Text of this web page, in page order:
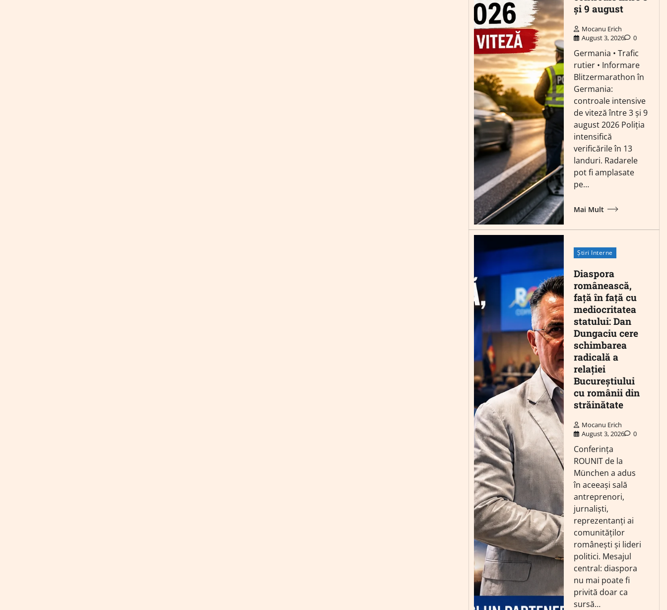
și 9 august
Mocanu Erich
August 3, 2026
0
Germania • Trafic
rutier • Informare
Blitzermarathon în
Germania:
controale intensive
de viteză între 3 și 9
august 2026 Poliția
intensifică
verificările în 13
landuri. Radarele
pot fi amplasate
pe…
Mai Mult
Știri Interne
Diaspora
românească,
față în față cu
mediocritatea
statului: Dan
Dungaciu cere
schimbarea
radicală a
relației
Bucureștiului
cu românii din
străinătate
Mocanu Erich
August 3, 2026
0
Conferința
ROUNIT de la
München a adus
în aceeași sală
antreprenori,
jurnaliști,
reprezentanți ai
comunităților
românești și lideri
politici. Mesajul
central: diaspora
nu mai poate fi
privită doar ca
sursă…